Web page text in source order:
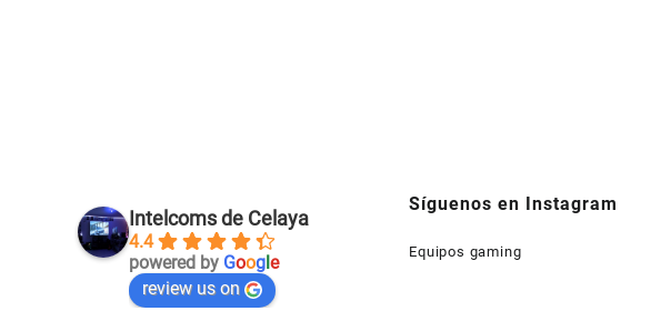
Intelcoms de Celaya
4.4
powered by Google
review us on
Síguenos en Instagram
Equipos gaming